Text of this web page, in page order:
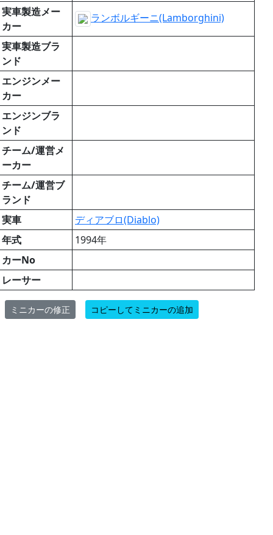
実車製造メー
カー
ランボルギーニ(Lamborghini)
実車製造ブラ
ンド
エンジンメー
カー
エンジンブラ
ンド
チーム/運営メ
ーカー
チーム/運営ブ
ランド
実車
ディアブロ(Diablo)
年式
1994年
カーNo
レーサー
ミニカーの修正 コピーしてミニカーの追加